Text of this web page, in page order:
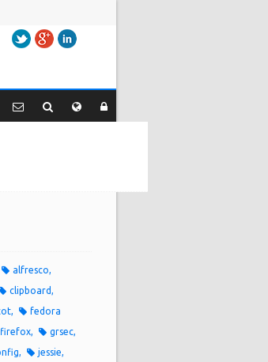
TwitterGoogle+
alfresco
clipboard
fedora
firefox
grsec
jessie